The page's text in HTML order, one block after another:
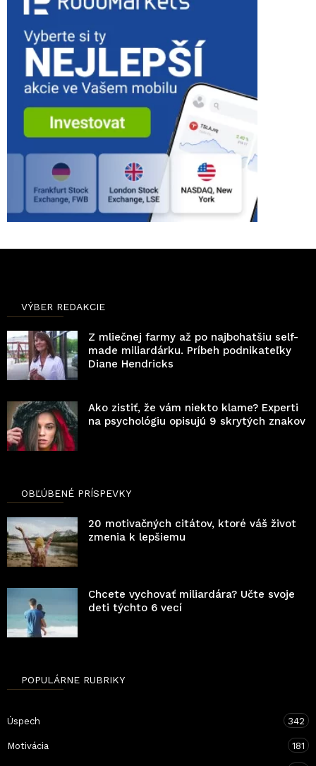
VÝBER REDAKCIE
Z mliečnej farmy až po najbohatšiu self-
made miliardárku. Príbeh podnikateľky
Diane Hendricks
Ako zistiť, že vám niekto klame? Experti
na psychológiu opisujú 9 skrytých znakov
OBĽÚBENÉ PRÍSPEVKY
20 motivačných citátov, ktoré váš život
zmenia k lepšiemu
Chcete vychovať miliardára? Učte svoje
deti týchto 6 vecí
POPULÁRNE RUBRIKY
Úspech 342
Motivácia 181